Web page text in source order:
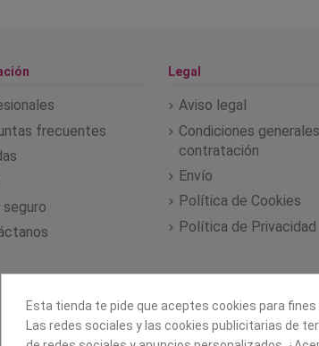
frecuentes
seguro
Legal
Aviso legal
Condiciones
contratación
Envío
Política de Cookies
Política de Privacidad
Esta tienda te pide que aceptes cookies para
Las redes sociales y las cookies publicitarias de